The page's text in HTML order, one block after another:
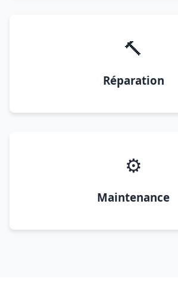
🔨
Réparation
⚙️
Maintenance